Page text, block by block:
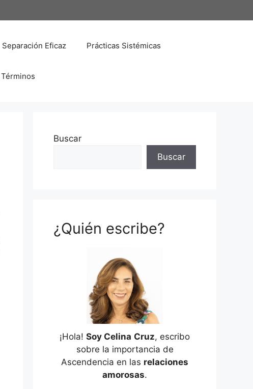
Separación Eficaz Prácticas Sistémicas
Términos
Buscar
Buscar
¿Quién escribe?
¡Hola! Soy Celina Cruz, escribo
sobre la importancia de
Ascendencia en las relaciones
amorosas.